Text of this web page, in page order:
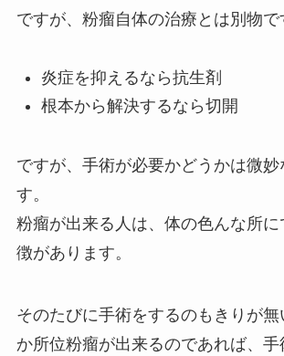
ですが、粉瘤自体の治療とは別物で
炎症を抑えるなら抗生剤
根本から解決するなら切開
ですが、手術が必要かどうかは微
す。
粉瘤が出来る人は、体の色んな所
徴があります。
そのたびに手術をするのもきりが
か所位粉瘤が出来るのであれば、手